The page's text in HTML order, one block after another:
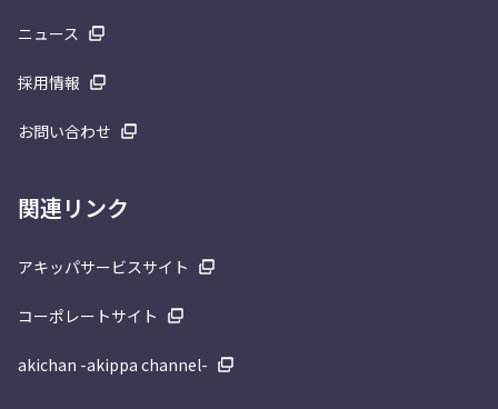
ニュース
採用情報
お問い合わせ
関連リンク
アキッパサービスサイト
コーポレートサイト
akichan -akippa channel-